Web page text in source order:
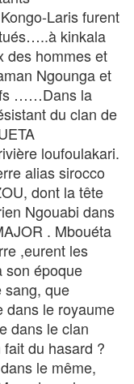
Laris furent
kinkala
des hommes et
Ngounga et
……Dans la
du clan de
loufoulakari.
alias sirocco
dont la tête
Ngouabi dans
. Mbouéta
,eurent les
son époque
sang, que
dans le royaume
dans le clan
du hasard ?
le même,